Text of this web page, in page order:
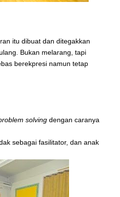
itu dibuat dan ditegakkan
Bukan melarang, tapi
berekpresi namun tetap
solving dengan caranya
sebagai fasilitator, dan anak